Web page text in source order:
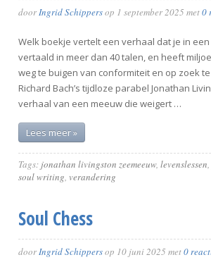
doorIngrid Schippersop 1 september 2025 met0
Welk boekje vertelt een verhaal dat je in
vertaald in meer dan 40 talen, en heeft
weg te buigen van conformiteit en op zoek
Richard Bach’s tijdloze parabel Jonathan
verhaal van een meeuw die weigert …
Lees meer »
Tags: jonathan livingston zeemeeuw, levenslessen,
soul writing, verandering
Soul Chess
doorIngrid Schippersop 10 juni 2025 met0